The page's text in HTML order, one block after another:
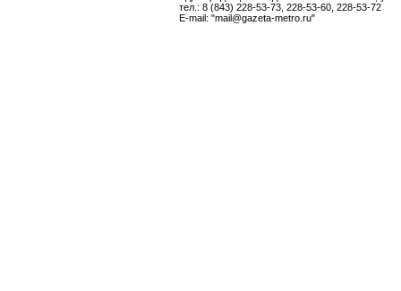
тел.: 8 (843) 228-53-73, 228-53-60, 228-53-72
E-mail: "mail@gazeta-metro.ru"